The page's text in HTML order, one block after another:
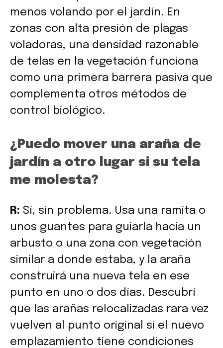
menos volando por el jardín. En
zonas con alta presión de plagas
voladoras, una densidad razonable
de telas en la vegetación funciona
como una primera barrera pasiva que
complementa otros métodos de
control biológico.
¿Puedo mover una araña de
jardín a otro lugar si su tela
me molesta?
R: Sí, sin problema. Usa una ramita o
unos guantes para guiarla hacia un
arbusto o una zona con vegetación
similar a donde estaba, y la araña
construirá una nueva tela en ese
punto en uno o dos días. Descubrí
que las arañas relocalizadas rara vez
vuelven al punto original si el nuevo
emplazamiento tiene condiciones